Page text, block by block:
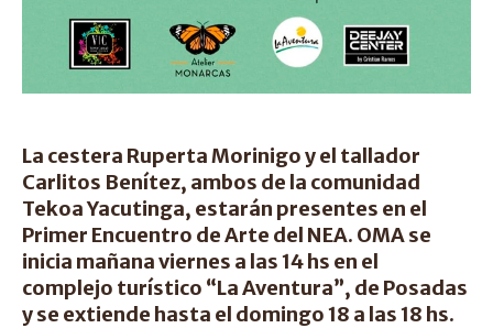
La cestera Ruperta Morinigo y el tallador
Carlitos Benítez, ambos de la comunidad
Tekoa Yacutinga, estarán presentes en el
Primer Encuentro de Arte del NEA. OMA se
inicia mañana viernes a las 14 hs en el
complejo turístico “La Aventura”, de Posadas
y se extiende hasta el domingo 18 a las 18 hs.